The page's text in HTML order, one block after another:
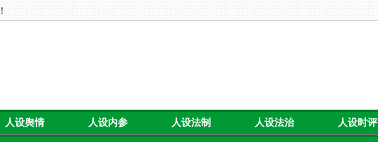
人设舆情 人设内参 人设法制 人设法治 人设时评